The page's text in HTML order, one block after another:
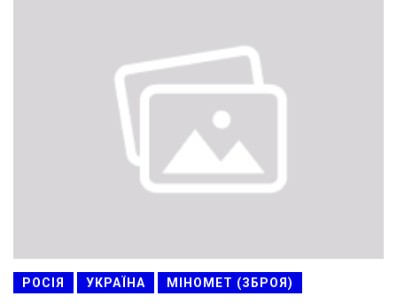
РОСІЯ УКРАЇНА МІНОМЕТ (ЗБРОЯ)